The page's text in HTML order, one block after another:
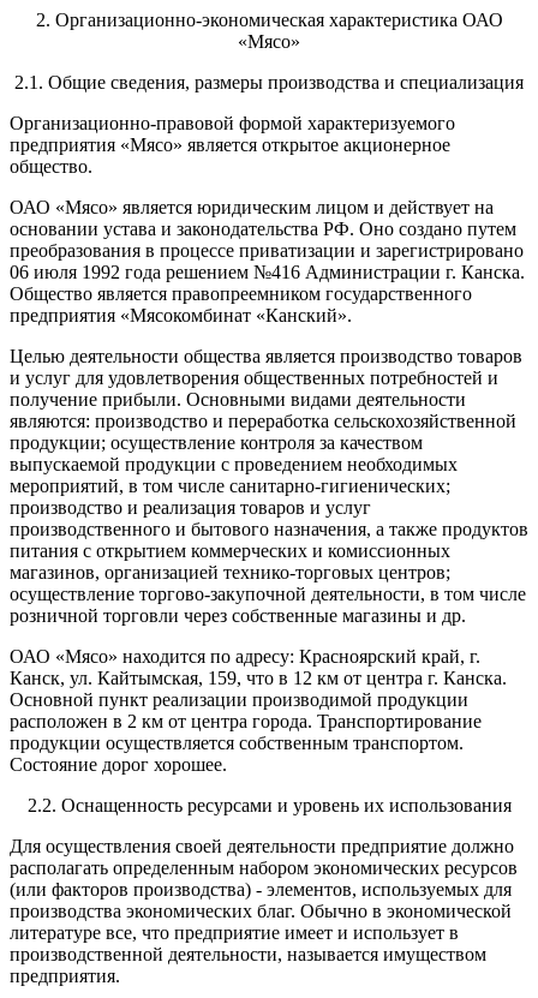
2. Организационно-экономическая характеристика ОАО
«Мясо»
2.1. Общие сведения, размеры производства и специализация
Организационно-правовой формой характеризуемого
предприятия «Мясо» является открытое акционерное
общество.
ОАО «Мясо» является юридическим лицом и действует на
основании устава и законодательства РФ. Оно создано путем
преобразования в процессе приватизации и зарегистрировано
06 июля 1992 года решением №416 Администрации г. Канска.
Общество является правопреемником государственного
предприятия «Мясокомбинат «Канский».
Целью деятельности общества является производство товаров
и услуг для удовлетворения общественных потребностей и
получение прибыли. Основными видами деятельности
являются: производство и переработка сельскохозяйственной
продукции; осуществление контроля за качеством
выпускаемой продукции с проведением необходимых
мероприятий, в том числе санитарно-гигиенических;
производство и реализация товаров и услуг
производственного и бытового назначения, а также продуктов
питания с открытием коммерческих и комиссионных
магазинов, организацией технико-торговых центров;
осуществление торгово-закупочной деятельности, в том числе
розничной торговли через собственные магазины и др.
ОАО «Мясо» находится по адресу: Красноярский край, г.
Канск, ул. Кайтымская, 159, что в 12 км от центра г. Канска.
Основной пункт реализации производимой продукции
расположен в 2 км от центра города. Транспортирование
продукции осуществляется собственным транспортом.
Состояние дорог хорошее.
2.2. Оснащенность ресурсами и уровень их использования
Для осуществления своей деятельности предприятие должно
располагать определенным набором экономических ресурсов
(или факторов производства) - элементов, используемых для
производства экономических благ. Обычно в экономической
литературе все, что предприятие имеет и использует в
производственной деятельности, называется имуществом
предприятия.